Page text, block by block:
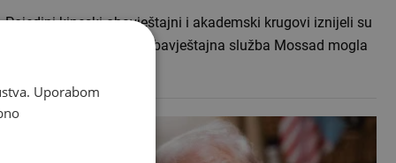
Pojedini kineski obavještajni i akademski krugovi iznijeli su
tvrdnje da bi izraelska obavještajna služba Mossad mogla
Uporabom